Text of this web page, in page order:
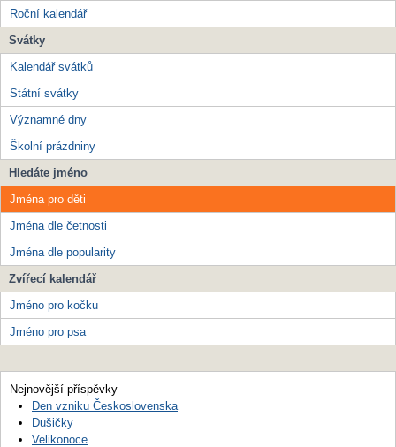
Roční kalendář
Svátky
Kalendář svátků
Státní svátky
Významné dny
Školní prázdniny
Hledáte jméno
Jména pro děti
Jména dle četnosti
Jména dle popularity
Zvířecí kalendář
Jméno pro kočku
Jméno pro psa
Nejnovější příspěvky
Den vzniku Československa
Dušičky
Velikonoce